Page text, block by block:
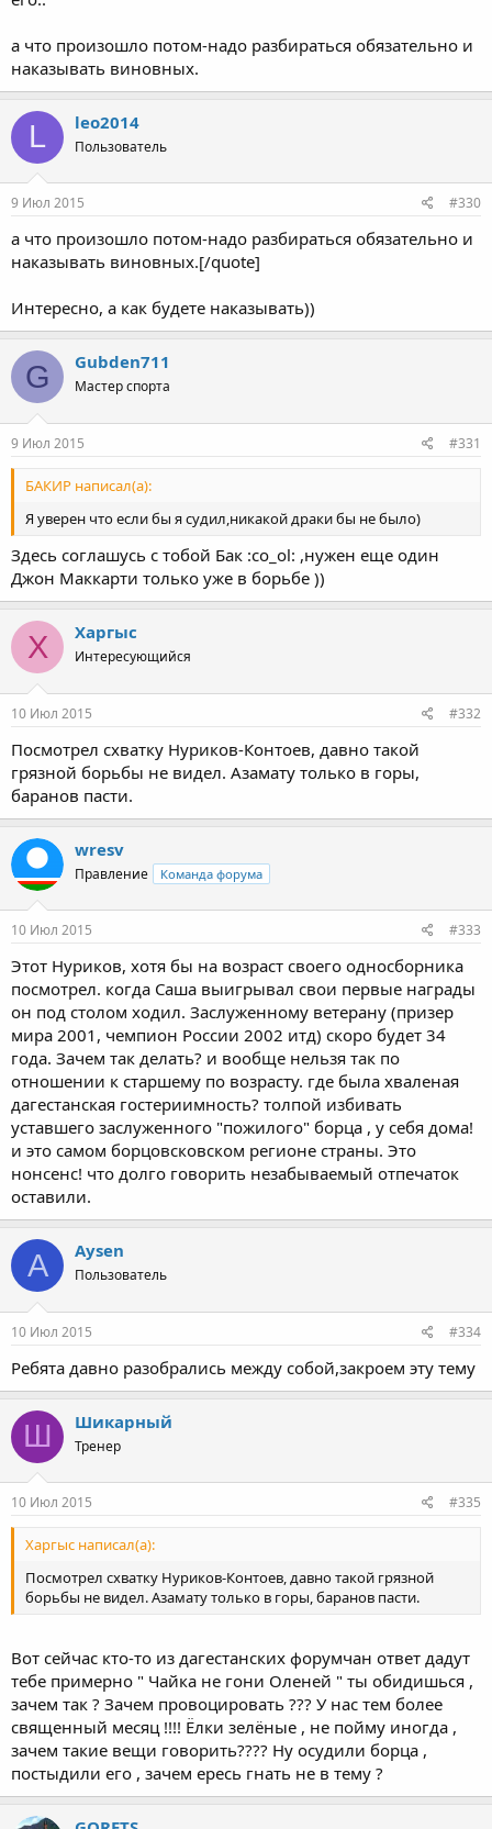
а что произошло потом-надо разбираться обязательно и
наказывать виновных.
L leo2014
Пользователь
9 Июл 2015 #330
а что произошло потом-надо разбираться обязательно и
наказывать виновных.[/quote]
Интересно, а как будете наказывать))
G Gubden711
Мастер спорта
9 Июл 2015 #331
БАКИР написал(а):
Я уверен что если бы я судил,никакой драки бы не было)
Здесь соглашусь с тобой Бак :co_ol: ,нужен еще один
Джон Маккарти только уже в борьбе ))
Х Харгыс
Интересующийся
10 Июл 2015 #332
Посмотрел схватку Нуриков-Контоев, давно такой
грязной борьбы не видел. Азамату только в горы,
баранов пасти.
wresv
Правление Команда форума
10 Июл 2015 #333
Этот Нуриков, хотя бы на возраст своего односборника
посмотрел. когда Саша выигрывал свои первые награды
он под столом ходил. Заслуженному ветерану (призер
мира 2001, чемпион России 2002 итд) скоро будет 34
года. Зачем так делать? и вообще нельзя так по
отношении к старшему по возрасту. где была хваленая
дагестанская гостериимность? толпой избивать
уставшего заслуженного "пожилого" борца , у себя дома!
и это самом борцовсковском регионе страны. Это
нонсенс! что долго говорить незабываемый отпечаток
оставили.
A Aysen
Пользователь
10 Июл 2015 #334
Ребята давно разобрались между собой,закроем эту тему
Ш Шикарный
Тренер
10 Июл 2015 #335
Харгыс написал(а):
Посмотрел схватку Нуриков-Контоев, давно такой грязной
борьбы не видел. Азамату только в горы, баранов пасти.
Вот сейчас кто-то из дагестанских форумчан ответ дадут
тебе примерно " Чайка не гони Оленей " ты обидишься ,
зачем так ? Зачем провоцировать ??? У нас тем более
священный месяц !!!! Ёлки зелёные , не пойму иногда ,
зачем такие вещи говорить???? Ну осудили борца ,
постыдили его , зачем ересь гнать не в тему ?